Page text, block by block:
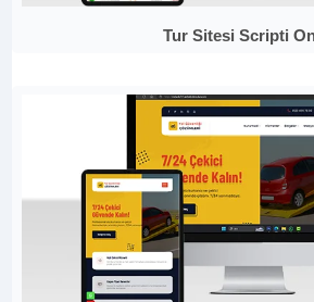
Tur Sitesi Scripti